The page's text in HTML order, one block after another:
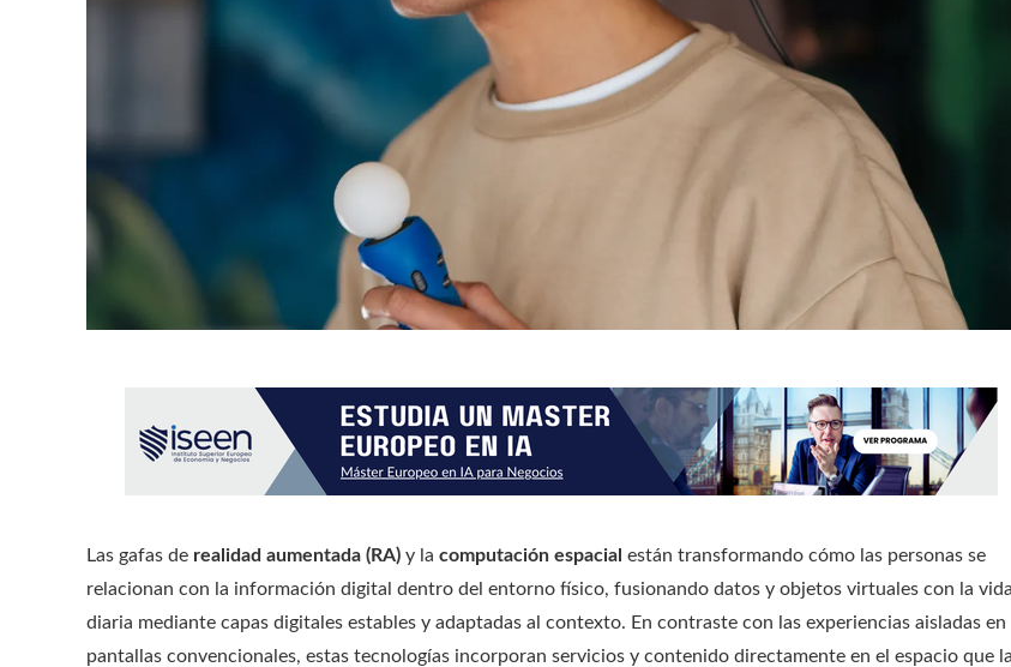
Las gafas de realidad aumentada (RA) y la computación espacial están transformando cómo las personas se
relacionan con la información digital dentro del entorno físico, fusionando datos y objetos virtuales con la vida
diaria mediante capas digitales estables y adaptadas al contexto. En contraste con las experiencias aisladas en
pantallas convencionales, estas tecnologías incorporan servicios y contenido directamente en el espacio que